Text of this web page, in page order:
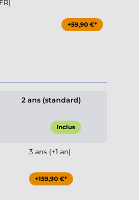
FR)
+59,90 €*
2 ans (standard)
Inclus
3 ans (+1 an)
+159,90 €*